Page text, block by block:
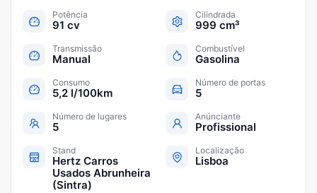
Potência
91 cv
Cilindrada
999 cm³
Transmissão
Manual
Combustível
Gasolina
Consumo
5,2 l/100km
Número de portas
5
Número de lugares
5
Anúnciante
Profissional
Stand
Hertz Carros
Usados Abrunheira
(Sintra)
Localização
Lisboa